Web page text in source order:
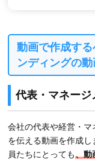
動画で作成す
ンディングの動
代表・マネー
会社の代表や経営・
を伝える動画を作成
員たちにとっても、動